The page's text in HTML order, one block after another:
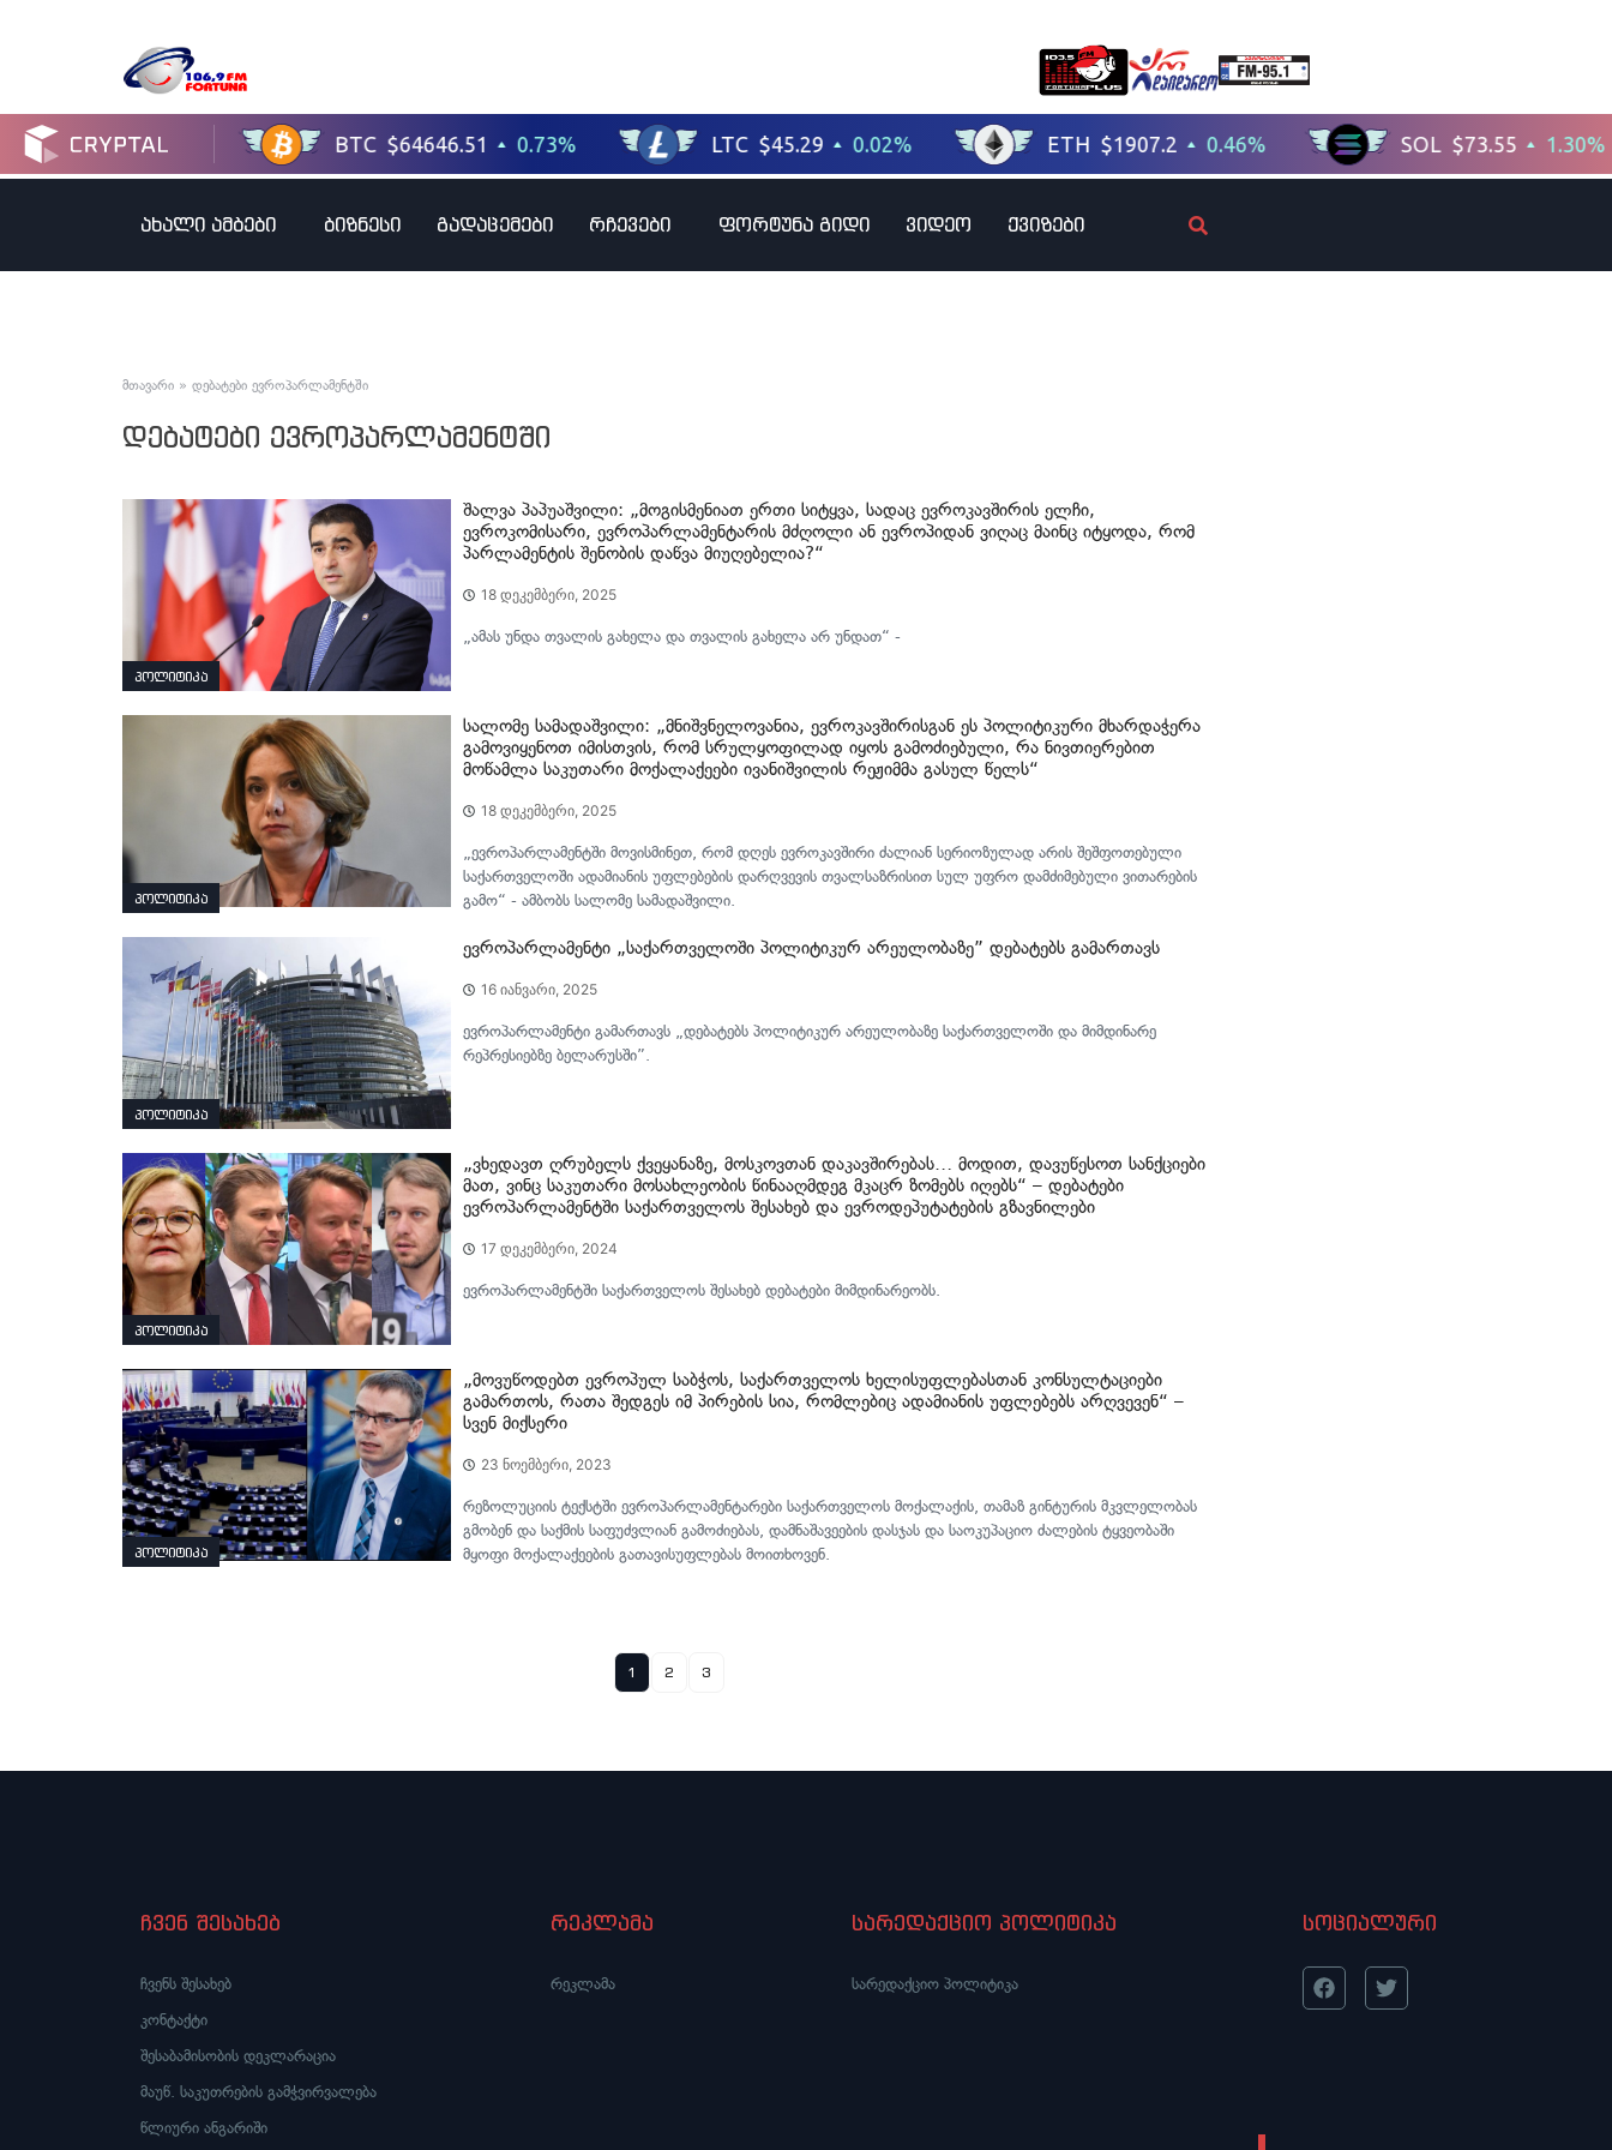
ახალი ამბები ბიზნესი გადაცემები რჩევები ფორტუნა გიდი ვიდეო ქვიზები
მთავარი » დებატები ევროპარლამენტში
დებატები ევროპარლამენტში
პოლიტიკა
შალვა პაპუაშვილი: „მოგისმენიათ ერთი სიტყვა, სადაც ევროკავშირის ელჩი,
ევროკომისარი, ევროპარლამენტარის მძღოლი ან ევროპიდან ვიღაც მაინც იტყოდა, რომ
პარლამენტის შენობის დაწვა მიუღებელია?“
18 დეკემბერი, 2025
„ამას უნდა თვალის გახელა და თვალის გახელა არ უნდათ“ -
პოლიტიკა
სალომე სამადაშვილი: „მნიშვნელოვანია, ევროკავშირისგან ეს პოლიტიკური მხარდაჭერა
გამოვიყენოთ იმისთვის, რომ სრულყოფილად იყოს გამოძიებული, რა ნივთიერებით
მოწამლა საკუთარი მოქალაქეები ივანიშვილის რეჟიმმა გასულ წელს“
18 დეკემბერი, 2025
„ევროპარლამენტში მოვისმინეთ, რომ დღეს ევროკავშირი ძალიან სერიოზულად არის შეშფოთებული
საქართველოში ადამიანის უფლებების დარღვევის თვალსაზრისით სულ უფრო დამძიმებული ვითარების
გამო“ - ამბობს სალომე სამადაშვილი.
პოლიტიკა
ევროპარლამენტი „საქართველოში პოლიტიკურ არეულობაზე” დებატებს გამართავს
16 იანვარი, 2025
ევროპარლამენტი გამართავს „დებატებს პოლიტიკურ არეულობაზე საქართველოში და მიმდინარე
რეპრესიებზე ბელარუსში”.
პოლიტიკა
„ვხედავთ ღრუბელს ქვეყანაზე, მოსკოვთან დაკავშირებას… მოდით, დავუწესოთ სანქციები
მათ, ვინც საკუთარი მოსახლეობის წინააღმდეგ მკაცრ ზომებს იღებს“ – დებატები
ევროპარლამენტში საქართველოს შესახებ და ევროდეპუტატების გზავნილები
17 დეკემბერი, 2024
ევროპარლამენტში საქართველოს შესახებ დებატები მიმდინარეობს.
პოლიტიკა
„მოვუწოდებთ ევროპულ საბჭოს, საქართველოს ხელისუფლებასთან კონსულტაციები
გამართოს, რათა შედგეს იმ პირების სია, რომლებიც ადამიანის უფლებებს არღვევენ“ –
სვენ მიქსერი
23 ნოემბერი, 2023
რეზოლუციის ტექსტში ევროპარლამენტარები საქართველოს მოქალაქის, თამაზ გინტურის მკვლელობას
გმობენ და საქმის საფუძვლიან გამოძიებას, დამნაშავეების დასჯას და საოკუპაციო ძალების ტყვეობაში
მყოფი მოქალაქეების გათავისუფლებას მოითხოვენ.
1 2 3
ჩვენ შესახებ
ჩვენს შესახებ
კონტაქტი
შესაბამისობის დეკლარაცია
მაუწ. საკუთრების გამჭვირვალება
წლიური ანგარიში
რეკლამა
რეკლამა
სარედაქციო პოლიტიკა
სარედაქციო პოლიტიკა
სოციალური